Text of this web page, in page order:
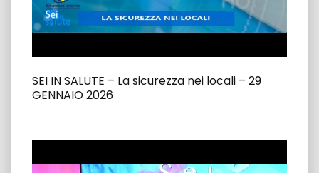
SEI IN SALUTE – La sicurezza nei locali – 29
GENNAIO 2026